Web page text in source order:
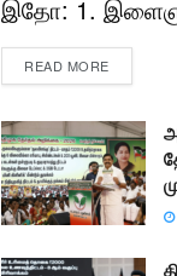
இதோ: 1.
READ MORE